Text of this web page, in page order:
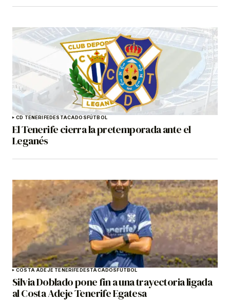
CD TENERIFEDESTACADOSFÚTBOL
El Tenerife cierra la pretemporada ante el
Leganés
COSTA ADEJE TENERIFEDESTACADOSFÚTBOL
Silvia Doblado pone fin a una trayectoria ligada
al Costa Adeje Tenerife Egatesa